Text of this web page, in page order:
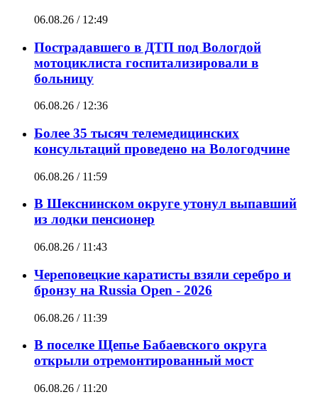
06.08.26 / 12:49
Пострадавшего в ДТП под Вологдой
мотоциклиста госпитализировали в
больницу
06.08.26 / 12:36
Более 35 тысяч телемедицинских
консультаций проведено на Вологодчине
06.08.26 / 11:59
В Шекснинском округе утонул выпавший
из лодки пенсионер
06.08.26 / 11:43
Череповецкие каратисты взяли серебро и
бронзу на Russia Open - 2026
06.08.26 / 11:39
В поселке Щепье Бабаевского округа
открыли отремонтированный мост
06.08.26 / 11:20